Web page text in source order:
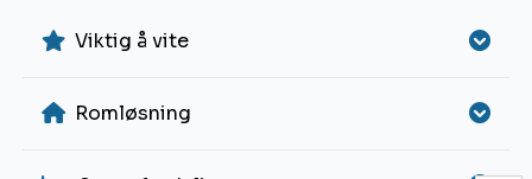
Viktig å vite
Romløsning